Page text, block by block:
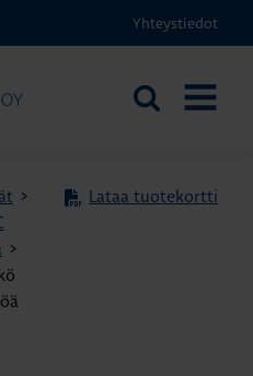
Yhteystiedot
Etsi
>
>
Lataa tuotekortti